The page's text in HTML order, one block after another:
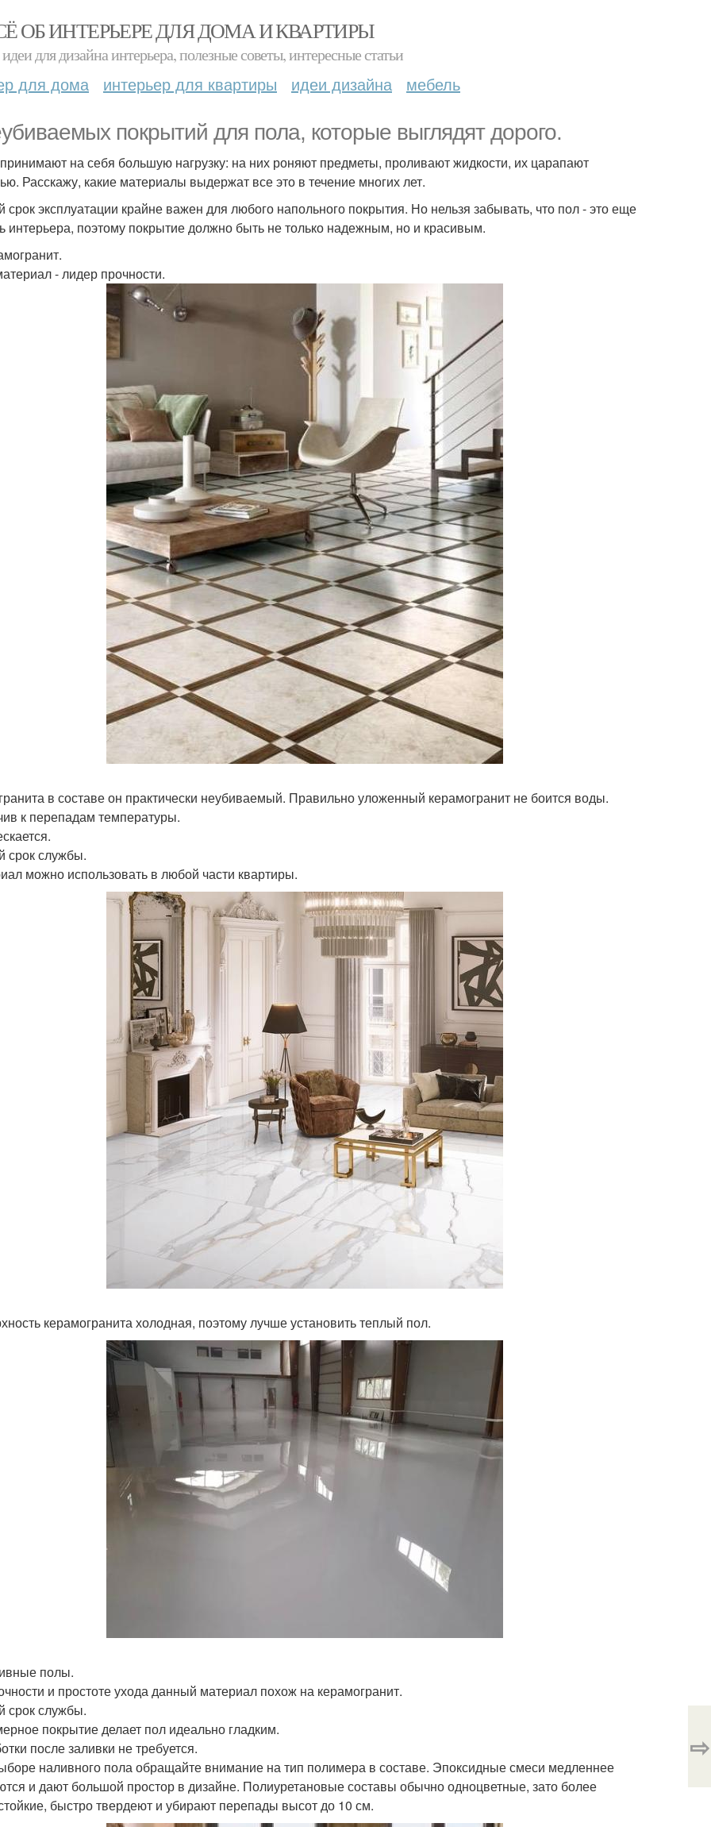
ОБ ИНТЕРЬЕРЕ ДЛЯ ДОМА И КВАРТИРЫ
для дизайна интерьера, полезные советы, интересные статьи
для дома интерьер для квартиры идеи дизайна мебель
покрытий для пола, которые выглядят дорого.
на себя большую нагрузку: на них роняют предметы, проливают жидкости, их царапают
Расскажу, какие материалы выдержат все это в течение многих лет.
срок эксплуатации крайне важен для любого напольного покрытия. Но нельзя забывать, что пол - это еще
интерьера, поэтому покрытие должно быть не только надежным, но и красивым.
- лидер прочности.
в составе он практически неубиваемый. Правильно уложенный керамогранит не боится воды.
к перепадам температуры.
срок службы.
можно использовать в любой части квартиры.
керамогранита холодная, поэтому лучше установить теплый пол.
полы.
и простоте ухода данный материал похож на керамогранит.
срок службы.
покрытие делает пол идеально гладким.
после заливки не требуется.
наливного пола обращайте внимание на тип полимера в составе. Эпоксидные смеси медленнее
и дают большой простор в дизайне. Полиуретановые составы обычно одноцветные, зато более
быстро твердеют и убирают перепады высот до 10 см.
⇨